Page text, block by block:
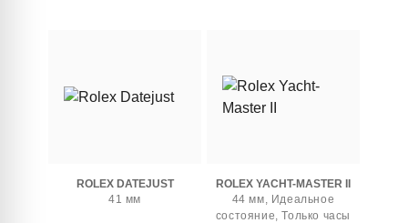
ROLEX DATEJUST
41 мм
ROLEX YACHT-MASTER II
44 мм, Идеальное
состояние, Только часы